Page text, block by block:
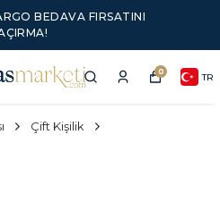
BEDAVA FIRSATINI
0 TR
Çift Kişilik